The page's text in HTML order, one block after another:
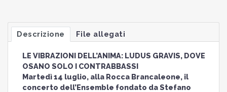
Descrizione File allegati
LE VIBRAZIONI DELL’ANIMA: LUDUS GRAVIS, DOVE
OSANO SOLO I CONTRABBASSI
Martedì 14 luglio, alla Rocca Brancaleone, il
concerto dell’Ensemble fondato da Stefano